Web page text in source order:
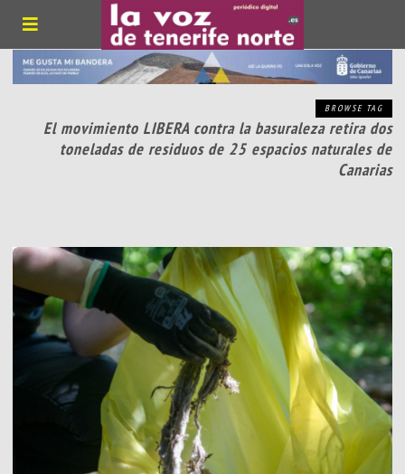
BROWSE TAG
El movimiento LIBERA contra la basuraleza retira dos
toneladas de residuos de 25 espacios naturales de
Canarias